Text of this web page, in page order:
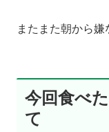
またまた朝から嫌
今回食べ
て